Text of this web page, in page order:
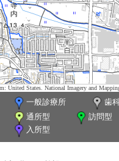
United States. National Imagery and
一般診療所 歯
通所型
訪問型
入所型